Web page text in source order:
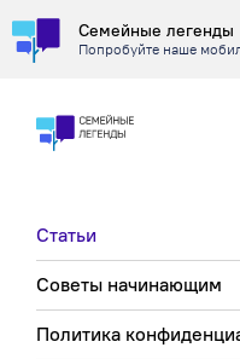
Семейные легенды
Попробуйте наше
Статьи
Советы начинающим
Политика